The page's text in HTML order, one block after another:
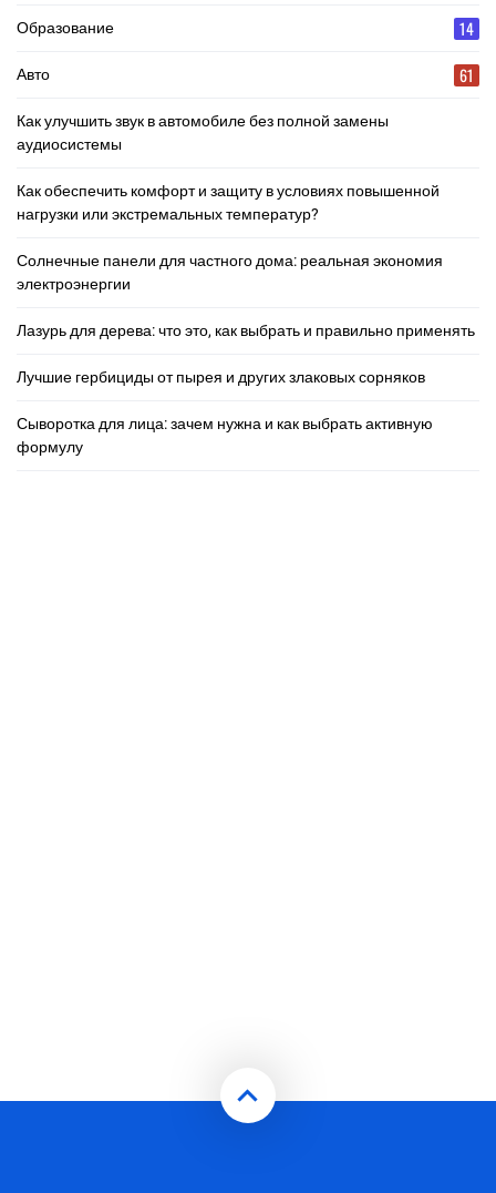
Образование 14
Авто 61
Как улучшить звук в автомобиле без полной замены
аудиосистемы
Как обеспечить комфорт и защиту в условиях повышенной
нагрузки или экстремальных температур?
Солнечные панели для частного дома: реальная экономия
электроэнергии
Лазурь для дерева: что это, как выбрать и правильно применять
Лучшие гербициды от пырея и других злаковых сорняков
Сыворотка для лица: зачем нужна и как выбрать активную
формулу